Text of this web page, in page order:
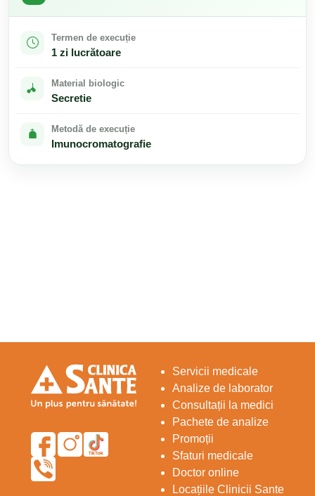
Termen de execuție
1 zi lucrătoare
Material biologic
Secretie
Metodă de execuție
Imunocromatografie
Servicii medicale
Analize de laborator
Consultații la medici
Pachete de analize
Promoții
Sfaturi medicale
Doctor online
Locațiile Clinicii Sante